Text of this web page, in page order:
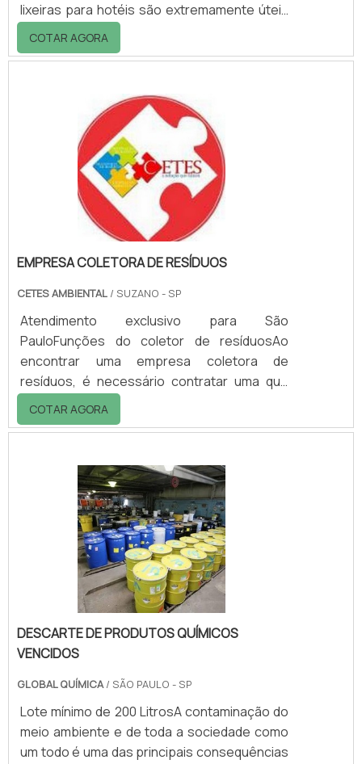
lixeiras para hotéis são extremamente úteis
para garantir a organização e a limpeza dos
ambientes. Além de oferecerem um
precise de deslocar para descartar
materiais.As lixeiras pode ser encontradas
em tamanhos diversos, adequando assim a
diferentes solicitações.Benefícios de uso
das lixeiras para hotéis: - Organização; -
COTAR AGORA
EMPRESA COLETORA DE RESÍDUOS
CETES AMBIENTAL / SUZANO - SP
Atendimento exclusivo para São
PauloFunções do coletor de resíduosAo
encontrar uma empresa coletora de
resíduos, é necessário contratar uma que
seja especializada na coleta e destinação
correta destes resíduos. Para isso, existem
coletora de resíduos realize o trabalho de
forma correta e eficaz, contando com uma
equipe especializada. A ABNT (Associação
Brasileira de Normas Técnicas) regulamenta
a coleta de resíduos industriais, mas além
dela, há legislações.
COTAR AGORA
DESCARTE DE PRODUTOS QUÍMICOS
VENCIDOS
GLOBAL QUÍMICA/ SÃO PAULO - SP
Lote mínimo de 200 LitrosA contaminação do
meio ambiente e de toda a sociedade como
um todo é uma das principais consequências